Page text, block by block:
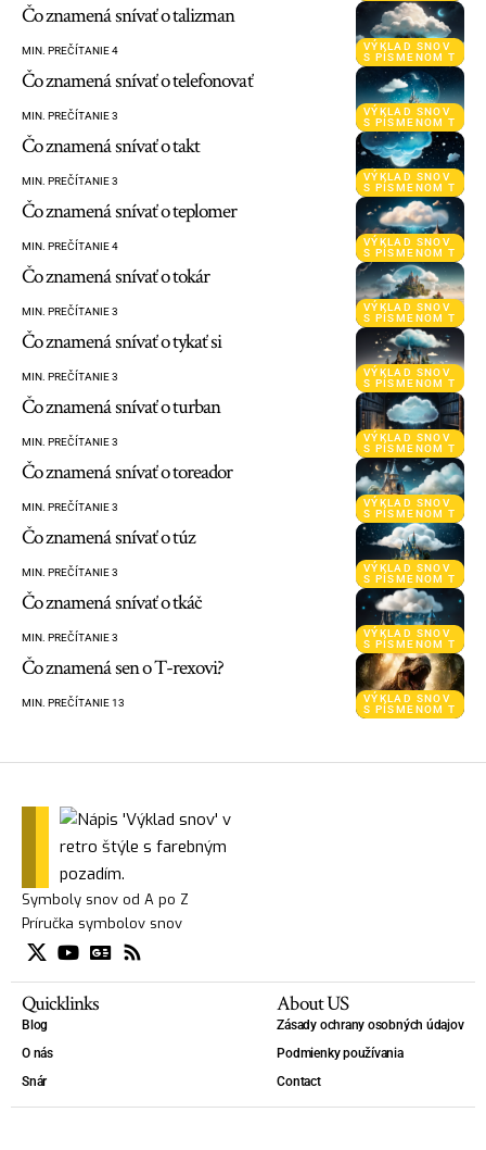
VÝKLAD SNOV
S PÍSMENOM T
Čo znamená snívať o talizman
MIN. PREČÍTANIE 4
VÝKLAD SNOV
S PÍSMENOM T
Čo znamená snívať o telefonovať
MIN. PREČÍTANIE 3
VÝKLAD SNOV
S PÍSMENOM T
Čo znamená snívať o takt
MIN. PREČÍTANIE 3
VÝKLAD SNOV
S PÍSMENOM T
Čo znamená snívať o teplomer
MIN. PREČÍTANIE 4
VÝKLAD SNOV
S PÍSMENOM T
Čo znamená snívať o tokár
MIN. PREČÍTANIE 3
VÝKLAD SNOV
S PÍSMENOM T
Čo znamená snívať o tykať si
MIN. PREČÍTANIE 3
VÝKLAD SNOV
S PÍSMENOM T
Čo znamená snívať o turban
MIN. PREČÍTANIE 3
VÝKLAD SNOV
S PÍSMENOM T
Čo znamená snívať o toreador
MIN. PREČÍTANIE 3
VÝKLAD SNOV
S PÍSMENOM T
Čo znamená snívať o túz
MIN. PREČÍTANIE 3
VÝKLAD SNOV
S PÍSMENOM T
Čo znamená snívať o tkáč
MIN. PREČÍTANIE 3
VÝKLAD SNOV
S PÍSMENOM T
Čo znamená sen o T-rexovi?
MIN. PREČÍTANIE 13
Symboly snov od A po Z
Príručka symbolov snov
Quicklinks
Blog
O nás
Snár
About US
Zásady ochrany osobných údajov
Podmienky používania
Contact